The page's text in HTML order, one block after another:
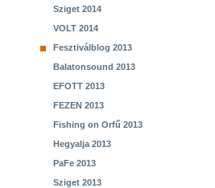
Sziget 2014
VOLT 2014
Fesztiválblog 2013
Balatonsound 2013
EFOTT 2013
FEZEN 2013
Fishing on Orfű 2013
Hegyalja 2013
PaFe 2013
Sziget 2013